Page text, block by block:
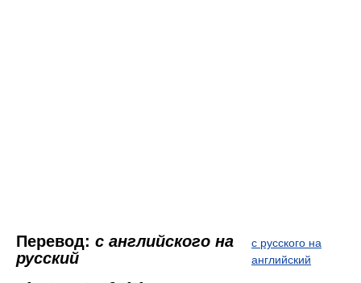
Перевод: с английского на
русский
с русского на
английский